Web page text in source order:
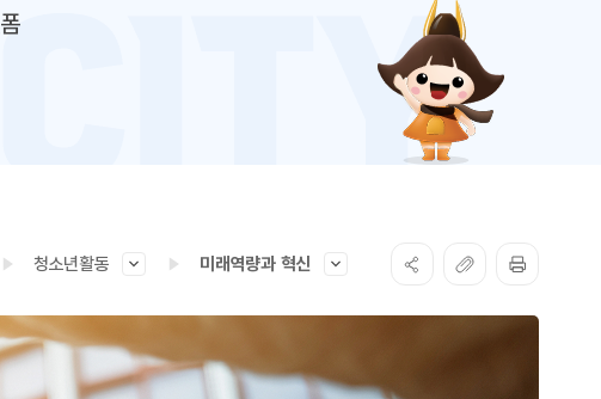
청소년활동 미래역량과 혁신